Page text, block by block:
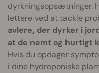
dyrkningsopsætninger.
lettere ved at tackle
avlere, der dyrker i
at de nemt og hurtigt
Hvis du opdager
i dine hydroponiske